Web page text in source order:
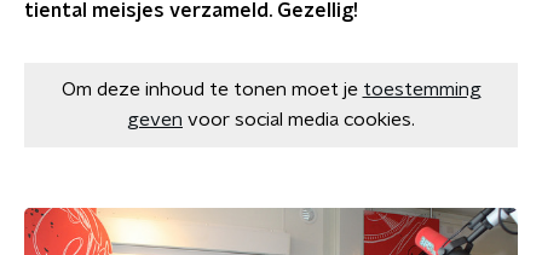
tiental meisjes verzameld. Gezellig!
Om deze inhoud te tonen moet je toestemming
geven voor social media cookies.